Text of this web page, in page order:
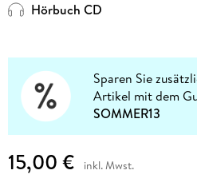
Hörbuch CD
Sparen Sie
Artikel mit dem
SOMMER13
15,00 € inkl. Mwst.